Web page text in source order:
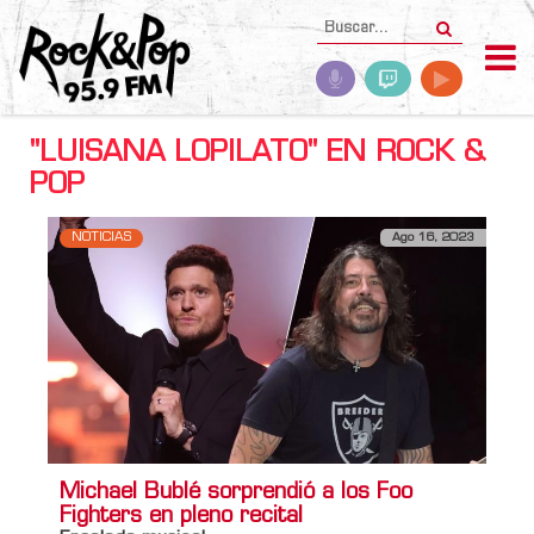
"LUISANA LOPILATO" EN ROCK &
POP
NOTICIAS Ago 16, 2023
Michael Bublé sorprendió a los Foo
Fighters en pleno recital